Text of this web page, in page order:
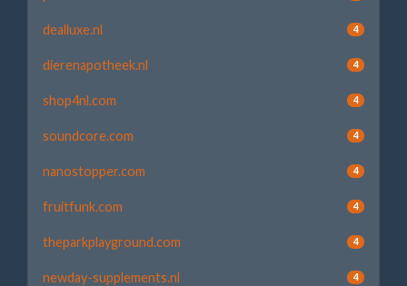
dealluxe.nl 4
dierenapotheek.nl 4
shop4nl.com 4
soundcore.com 4
nanostopper.com 4
fruitfunk.com 4
theparkplayground.com 4
newday-supplements.nl 4